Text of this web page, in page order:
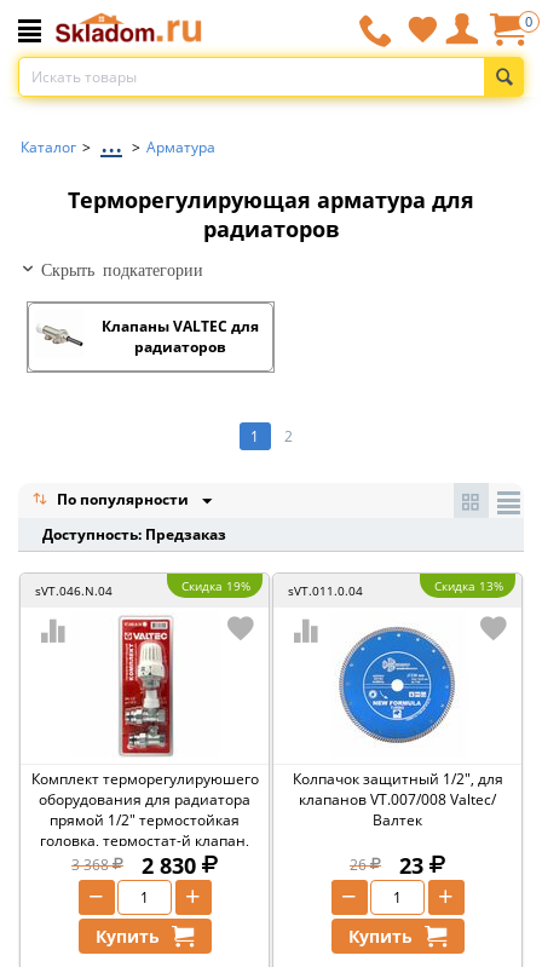
0
Каталог > ... > Арматура
Терморегулирующая арматура для
радиаторов
Скрыть подкатегории
Клапаны VALTEC для
радиаторов
1 2
По популярности
Доступность: Предзаказ
sVT.046.N.04 Скидка 19%
Комплект терморегулируюшего
оборудования для радиатора
прямой 1/2" термостойкая
головка, термостат-й клапан,
запорный Valtec/Валтек
3 368 2 830
+
−
Купить
sVT.011.0.04 Скидка 13%
Колпачок защитный 1/2", для
клапанов VT.007/008 Valtec/
Валтек
26 23
+
−
Купить